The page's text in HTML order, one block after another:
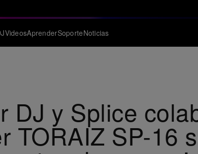
VideosAprenderSoporteNoticias
DJ y Splice
TORAIZ SP-16